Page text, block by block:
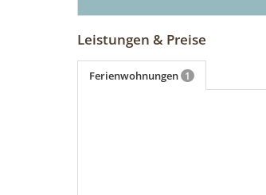
Leistungen & Preise
Ferienwohnungen 1